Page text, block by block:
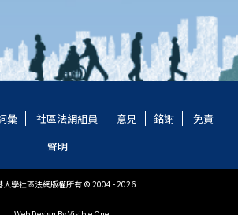
彙 社區法網組員 意見 銘謝
免責
聲明
大學社區法網版權所有 © 2004 - 2026